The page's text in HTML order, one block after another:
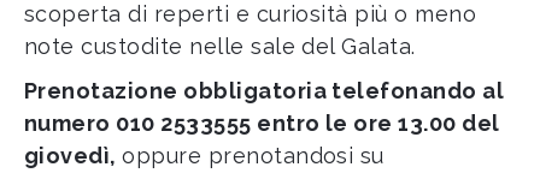
scoperta di reperti e curiosità più o meno
note custodite nelle sale del Galata.
Prenotazione obbligatoria telefonando al
numero 010 2533555 entro le ore 13.00 del
giovedì,oppure prenotandosi su